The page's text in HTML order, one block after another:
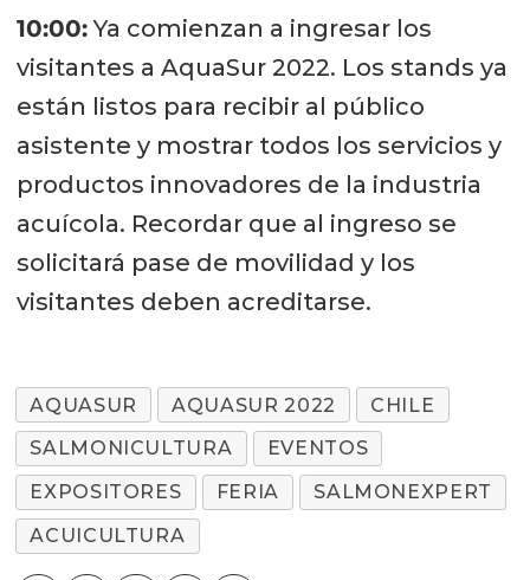
10:00:Ya comienzan a ingresar los
visitantes a AquaSur 2022. Los stands ya
están listos para recibir al público
asistente y mostrar todos los servicios y
productos innovadores de la industria
acuícola. Recordar que al ingreso se
solicitará pase de movilidad y los
visitantes deben acreditarse.
AQUASUR AQUASUR 2022
CHILE
SALMONICULTURA
EVENTOS
EXPOSITORES
FERIA
SALMONEXPERT
ACUICULTURA